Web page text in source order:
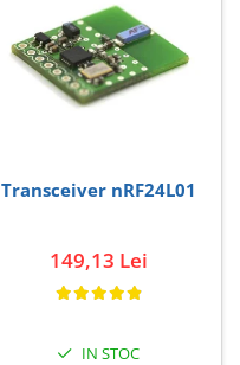
Transceiver nRF24L01
149,13 Lei
IN STOC